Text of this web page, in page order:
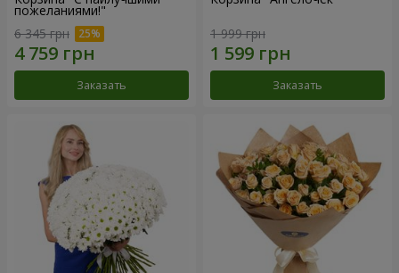
пожеланиями!"
6 345 грн
Заказать
1 999 грн
Заказать